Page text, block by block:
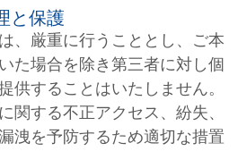
と保護
、厳重に行うこととし、ご本
た場合を除き第三者に対し個
供することはいたしません。
関する不正アクセス、紛失、
洩を予防するため適切な措置